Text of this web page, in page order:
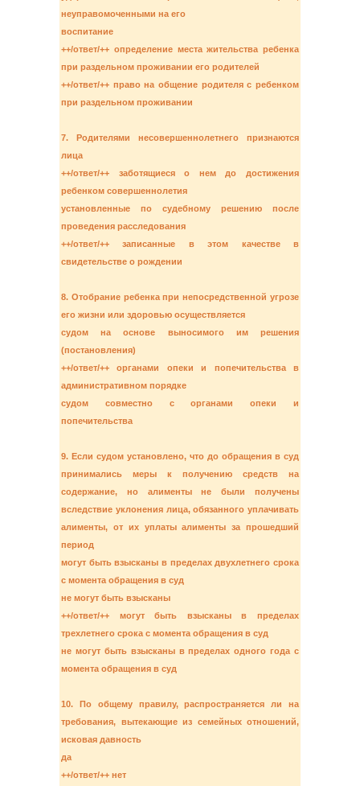
неуправомоченными на его
воспитание
++/ответ/++ определение места жительства ребенка
при раздельном проживании его родителей
++/ответ/++ право на общение родителя с ребенком
при раздельном проживании
7. Родителями несовершеннолетнего признаются
лица
++/ответ/++ заботящиеся о нем до достижения
ребенком совершеннолетия
установленные по судебному решению после
проведения расследования
++/ответ/++ записанные в этом качестве в
свидетельстве о рождении
8. Отобрание ребенка при непосредственной угрозе
его жизни или здоровью осуществляется
судом на основе выносимого им решения
(постановления)
++/ответ/++ органами опеки и попечительства в
административном порядке
судом совместно с органами опеки и
попечительства
9. Если судом установлено, что до обращения в суд
принимались меры к получению средств на
содержание, но алименты не были получены
вследствие уклонения лица, обязанного уплачивать
алименты, от их уплаты алименты за прошедший
период
могут быть взысканы в пределах двухлетнего срока
с момента обращения в суд
не могут быть взысканы
++/ответ/++ могут быть взысканы в пределах
трехлетнего срока с момента обращения в суд
не могут быть взысканы в пределах одного года с
момента обращения в суд
10. По общему правилу, распространяется ли на
требования, вытекающие из семейных отношений,
исковая давность
да
++/ответ/++ нет